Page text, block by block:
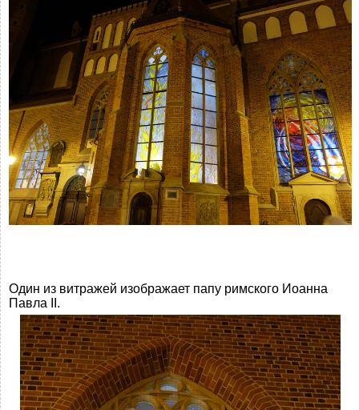
Один из витражей изображает папу римского Иоанна
Павла II.